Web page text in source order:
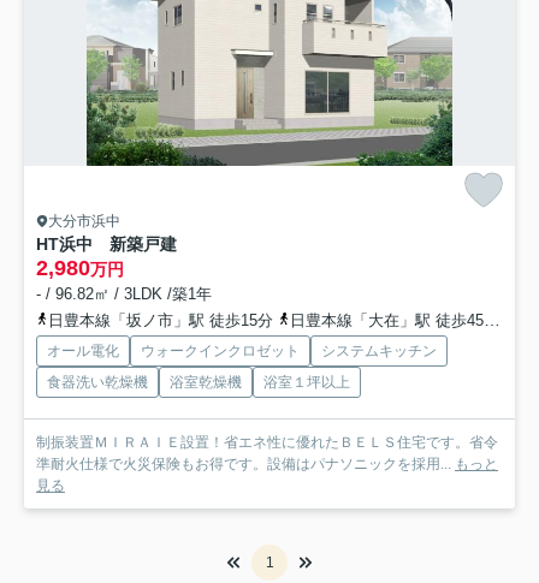
大分市浜中
HT浜中 新築戸建
2,980万円
- / 96.82㎡ / 3LDK /築1年
日豊本線「坂ノ市」駅 徒歩15分
日豊本線「大在」駅 徒歩45分車9分 3.5km
オール電化 ウォークインクロゼット
システムキッチン
食器洗い乾燥機
浴室乾燥機 浴室１坪以上
制振装置ＭＩＲＡＩＥ設置！省エネ性に優れたＢＥＬＳ住宅です。省令
準耐火仕様で火災保険もお得です。設備はパナソニックを採用...
もっと
見る
1